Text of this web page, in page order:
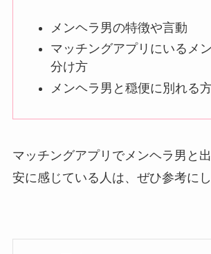
メンヘラ男の特徴や言動
マッチングアプリにいるメ
分け方
メンヘラ男と穏便に別れる
マッチングアプリでメンヘラ男と
安に感じている人は、ぜひ参考に